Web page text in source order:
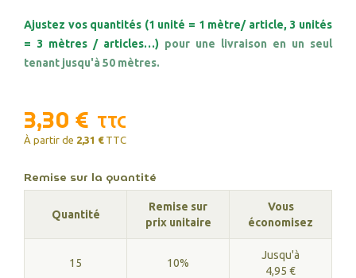
Ajustez vos quantités (1 unité = 1 mètre/ article, 3 unités
= 3 mètres / articles…) pour une livraison en un seul
tenant jusqu'à 50 mètres.
3,30 € TTC
À partir de 2,31 € TTC
Remise sur la quantité
Quantité
Remise sur
prix unitaire
Vous
économisez
15 10%
Jusqu'à
4,95 €